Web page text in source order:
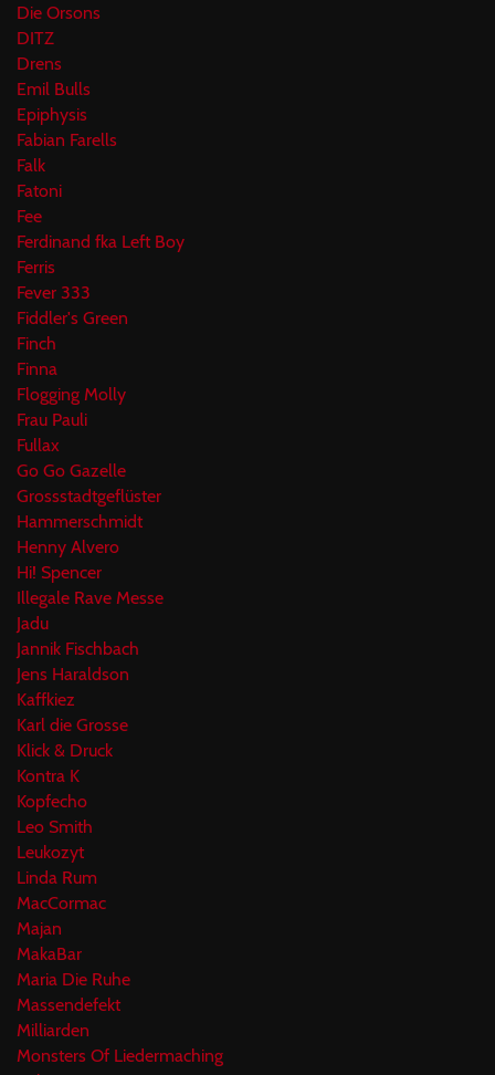
Die Orsons
DITZ
Drens
Emil Bulls
Epiphysis
Fabian Farells
Falk
Fatoni
Fee
Ferdinand fka Left Boy
Ferris
Fever 333
Fiddler's Green
Finch
Finna
Flogging Molly
Frau Pauli
Fullax
Go Go Gazelle
Grossstadtgeflüster
Hammerschmidt
Henny Alvero
Hi! Spencer
Illegale Rave Messe
Jadu
Jannik Fischbach
Jens Haraldson
Kaffkiez
Karl die Grosse
Klick & Druck
Kontra K
Kopfecho
Leo Smith
Leukozyt
Linda Rum
MacCormac
Majan
MakaBar
Maria Die Ruhe
Massendefekt
Milliarden
Monsters Of Liedermaching